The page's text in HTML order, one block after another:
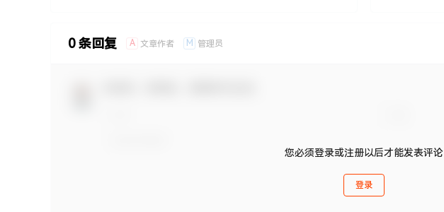
0 条回复 A 文章作者 M 管理员
您必须登录或注册以后才能发表评论
登录